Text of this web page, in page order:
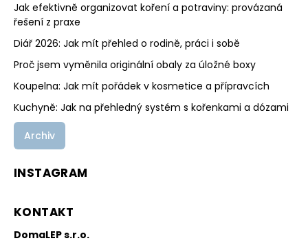
Jak efektivně organizovat koření a potraviny: provázaná
řešení z praxe
Diář 2026: Jak mít přehled o rodině, práci i sobě
Proč jsem vyměnila originální obaly za úložné boxy
Koupelna: Jak mít pořádek v kosmetice a přípravcích
Kuchyně: Jak na přehledný systém s kořenkami a dózami
Archiv
INSTAGRAM
KONTAKT
DomaLEP s.r.o.